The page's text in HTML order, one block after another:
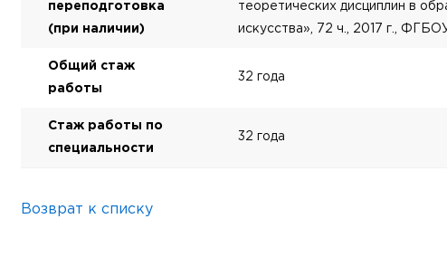
переподготовка
(при наличии)
теоретических дисциплин в
искусства», 72 ч., 2017 г.,
Общий стаж
работы
32 года
Стаж работы по
специальности
32 года
Возврат к списку